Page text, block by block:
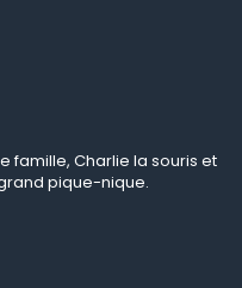
famille, Charlie la souris et
pique-nique.